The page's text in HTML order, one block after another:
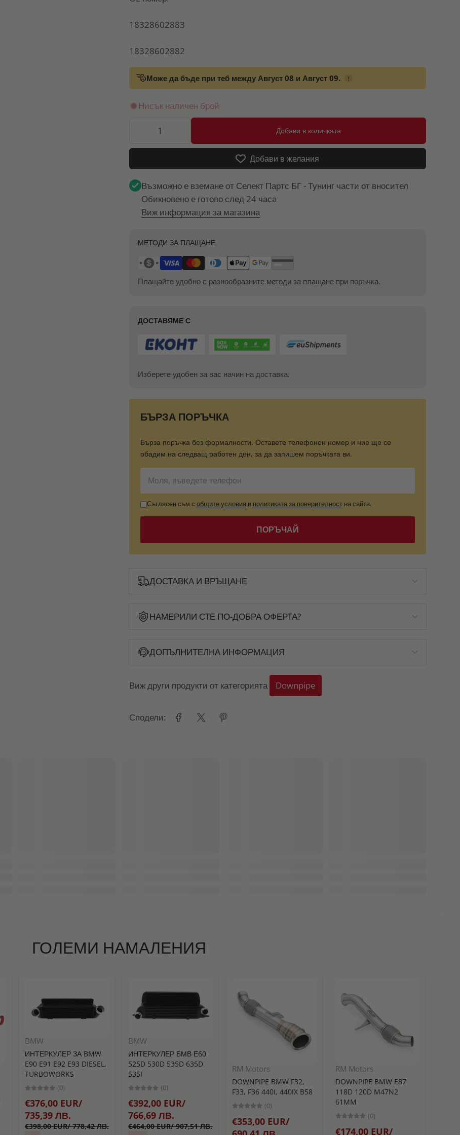
18328602883
18328602882
Може да бъде при теб между Август 08 и Август 09. !
Нисък наличен брой
Добави в количката
Добави в желания
Възможно е вземане от Селект Партс БГ - Тунинг части от вносител
Обикновено е готово след 24 часа
Виж информация за магазина
МЕТОДИ ЗА ПЛАЩАНЕ
Плащайте удобно с разнообразните методи за плащане при поръчка.
ДОСТАВЯМЕ С
Изберете удобен за вас начин на доставка.
БЪРЗА ПОРЪЧКА
Бърза поръчка без формалности. Оставете телефонен номер и ние ще се
обадим на следващ работен ден, за да запишем поръчката ви.
Съгласен съм с общите условия и политиката за поверителностна сайта.
ПОРЪЧАЙ
ДОСТАВКА И ВРЪЩАНЕ
НАМЕРИЛИ СТЕ ПО-ДОБРА ОФЕРТА?
ДОПЪЛНИТЕЛНА ИНФОРМАЦИЯ
Виж други продукти от категорията Downpipe
Сподели:
ГОЛЕМИ НАМАЛЕНИЯ
BMW
ИНТЕРКУЛЕР ЗА BMW
E90 E91 E92 E93 DIESEL,
TURBOWORKS
(0)
€376,00 EUR/
735,39 ЛВ.
€398,00 EUR/ 778,42 ЛВ.
BMW
ИНТЕРКУЛЕР БМВ Е60
525D 530D 535D 635D
535I
(0)
€392,00 EUR/
766,69 ЛВ.
€464,00 EUR/ 907,51 ЛВ.
RM Motors
DOWNPIPE BMW F32,
F33, F36 440I, 440IX B58
(0)
€353,00 EUR/
RM Motors
DOWNPIPE BMW E87
118D 120D M47N2
61MM
(0)
€174,00 EUR/